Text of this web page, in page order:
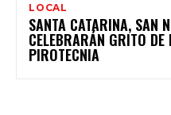
LOCAL
SANTA CATARINA, SAN
CELEBRARÁN GRITO DE
PIROTECNIA